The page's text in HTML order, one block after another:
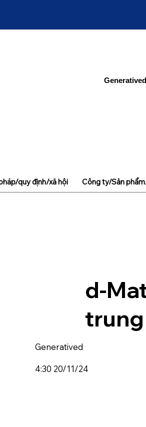
d-
trung
Generatived
4:30 20/11/24
quy định/xã hội Công ty/Sản